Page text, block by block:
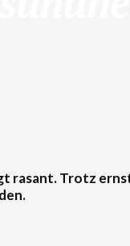
rasant. Trotz